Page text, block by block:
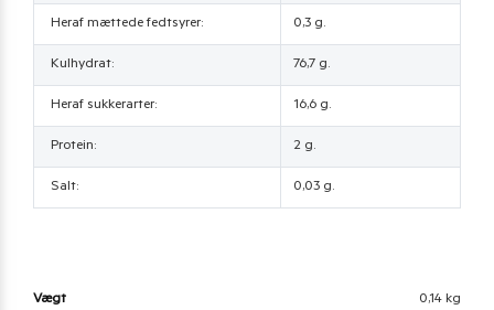
Heraf mættede fedtsyrer: 0,3 g.
Kulhydrat: 76,7 g.
Heraf sukkerarter: 16,6 g.
Protein: 2 g.
Salt: 0,03 g.
Vægt 0,14 kg